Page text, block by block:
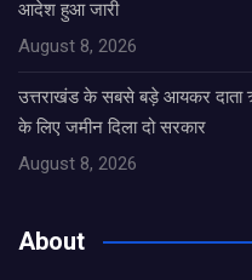
आदेश हुआ जारी
August 8, 2026
उत्तराखंड के सबसे बड़े आयकर दाता
के लिए जमीन दिला दो सरकार
August 8, 2026
About